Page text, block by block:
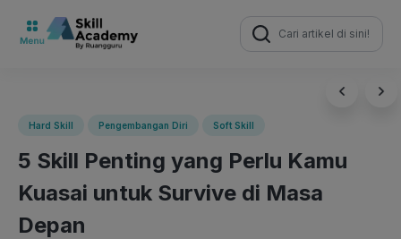
Search
for:
Hard Skill Pengembangan Diri Soft Skill
5 Skill Penting yang Perlu Kamu
Kuasai untuk Survive di Masa
Depan